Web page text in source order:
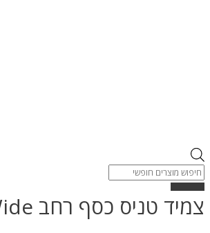
Products
search
צמיד טניס כסף רחב Wide